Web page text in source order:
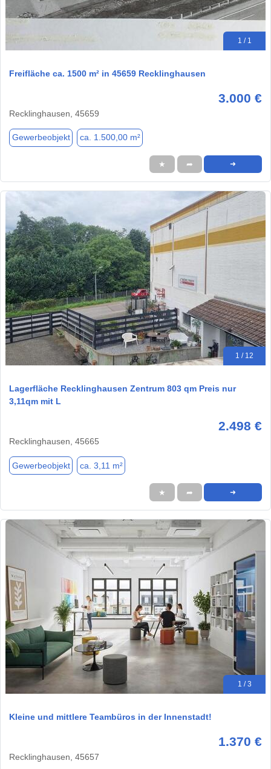
1 / 1
Freifläche ca. 1500 m² in 45659 Recklinghausen
3.000 €
Recklinghausen, 45659
Gewerbeobjekt ca. 1.500,00 m²
★ ➦ ➜
1 / 12
Lagerfläche Recklinghausen Zentrum 803 qm Preis nur
3,11qm mit L
2.498 €
Recklinghausen, 45665
Gewerbeobjekt ca. 3,11 m²
★ ➦ ➜
1 / 3
Kleine und mittlere Teambüros in der Innenstadt!
1.370 €
Recklinghausen, 45657